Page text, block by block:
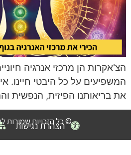
הצ'אקרות הן מרכזי אנרגיה
המשפיעים על כל היבטי חיינו.
את בריאותנו הפיזית, הנפשית
© כל הזכויות שמורות
הצהרת נגישות